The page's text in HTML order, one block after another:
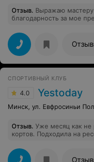
Отзыв. Выражаю
благодарность за мое
Волосы в прекрасном
мастером и его
исполнением работы.
СПОРТИВНЫЙ КЛУБ
4.0 Yestoday
Минск, ул. Евфросиньи
Отзыв. Уже месяц как не
кортов. Подходила на